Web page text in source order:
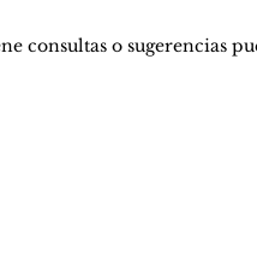
consultas o sugerencias